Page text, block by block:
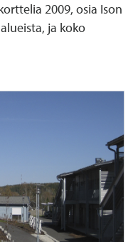
2009, osia Ison
ja koko